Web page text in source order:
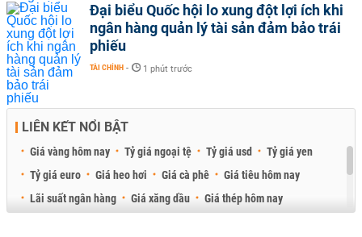
Đại biểu Quốc hội lo xung đột lợi ích khi
ngân hàng quản lý tài sản đảm bảo trái
phiếu
TÀI CHÍNH - 1 phút trước
LIÊN KẾT NỔI BẬT
Giá vàng hôm nay Tỷ giá ngoại tệ Tỷ giá usd
Tỷ giá yen
Tỷ giá euro
Giá heo hơi Giá cà phê
Giá tiêu hôm nay
Lãi suất ngân hàng
Giá xăng dầu
Giá thép hôm nay